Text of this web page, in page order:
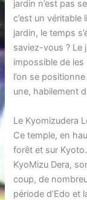
jardin n’est pas
c’est un véritable
jardin, le temps
saviez-vous ? Le
impossible de
l’on se
une, habilement
Le Kyomizudera
Ce temple, en
forêt et sur
KyoMizu Dera,
coup, de
période d’Edo et